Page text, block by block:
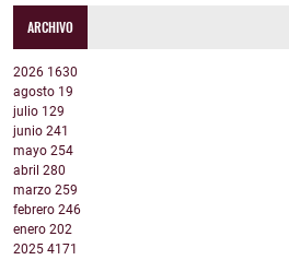
ARCHIVO
2026 1630
agosto 19
julio 129
junio 241
mayo 254
abril 280
marzo 259
febrero 246
enero 202
2025 4171